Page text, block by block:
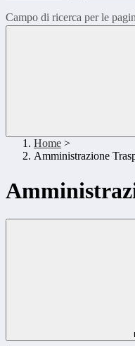
Campo di ricerca per le
Home >
Amministrazione